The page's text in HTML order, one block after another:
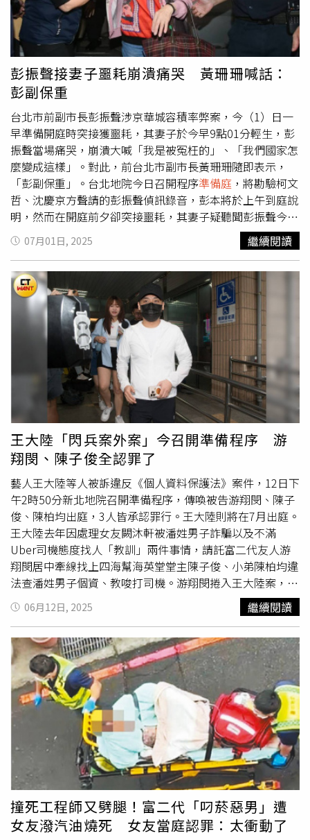
機，當台灣民主被司法操縱，當司法成為獨裁者最大工具
「辦藍不辦綠」，無限上綱就要消滅在野黨。朱立倫直言，
如今不論是國民黨或民眾黨遭針對，大家都必須哀矜勿喜，
因為「明天就是任何一個反對的人」。朱立倫說，今天沈默
大眾若不站出來，明天被最大罷免對象就是你，請大家一定
要站出來，捍衛台灣民主，捍衛台灣司法公義。曾任檢察官
的國民黨立委吳宗憲也感嘆，自己在司法界待這麼久了，賴
清德上任這一年多，破壞民主和司法制度，令人憂心國家未
來，只能無力地懇求賴清德，「放下屠刀、團結為民」。
※CTWant提醒您：未經有罪判決確定者，皆應推定為無
罪。◎勇敢求救並非弱者，您的痛苦有人願意傾聽，請撥打
1995◎如果您覺得痛苦、似乎沒有出路，您並不孤單，請
撥打1925
彭振聲接妻子噩耗崩潰痛哭 黃珊珊喊話：
彭副保重
台北市前副市長彭振聲涉京華城容積率弊案，今（1）日一
早準備開庭時突接獲噩耗，其妻子於今早9點01分輕生，彭
振聲當場痛哭，崩潰大喊「我是被冤枉的」、「我們國家怎
麼變成這樣」。對此，前台北市副市長黃珊珊隨即表示，
「彭副保重」。台北地院今日召開程序準備庭 ，將勘驗柯文
哲、沈慶京方聲請的彭振聲偵訊錄音，彭本將於上午到庭說
明，然而在開庭前夕卻突接噩耗，其妻子疑聽聞彭振聲今日
要出庭，受不了心理上的折磨，凌晨便獨自搭高鐵前往高
雄，從13樓跳樓輕生。彭振聲聽聞消息後崩潰痛哭，大喊
「我是被冤枉的，國家怎麼變成這樣？我不想活在這個世界
上，我怎麼會生在這種國家？檢察官要我的命，檢察官的良
心在哪裡？」對此，黃珊珊稍早於臉書發文表示，「彭副保
重」。◎勇敢求救並非弱者，您的痛苦有人願意傾聽，請撥
打1995。◎如果您覺得痛苦、似乎沒有出路，您並不孤
單，請撥打1925。
07月01日, 2025 繼續閱讀
王大陸「閃兵案外案」今召開準備程序 游
翔閔、陳子俊全認罪了
藝人王大陸等人被訴違反《個人資料保護法》案件，12日下
午2時50分新北地院召開準備程序，傳喚被告游翔閔、陳子
俊、陳柏均出庭，3人皆承認罪行。王大陸則將在7月出庭。
王大陸去年因處理女友闕沐軒被潘姓男子詐騙以及不滿
Uber司機態度找人「教訓」兩件事情，請託富二代友人游
翔閔居中牽線找上四海幫海英堂堂主陳子俊、小弟陳柏均違
法查潘姓男子個資、教唆打司機。游翔閔捲入王大陸案，涉
嫌違反個資法，其律師認為游翔閔是合法取得潘男個資。
（圖／黃威彬攝）王大陸又找以陳志明為首的兵役集團逃兵
卻被騙，再度請託游翔閔居中牽線臺北市刑大代理隊長劉居
榮協助調查陳志明個資，全案直到王大陸逃兵被抓，檢方在
其手機內發現相關證據，全案這才曝光，並於日前起訴游翔
閔和陳子俊等人。新北地院12日召開 準備庭
，陳秋君審判長
詢問游、陳子俊、陳柏均3名被告是否認罪，3人皆表示認
罪，但游的律師認為檢方起訴書並未寫清楚游究竟查了潘男
何種個資，「究竟是何種個資遭游翔閔違法蒐集？」，游的
律師進一步表示，潘男的姓名游本來就藉由王大陸及其女友
闕沐軒得知，即便游有蒐集個資也並非由違法管道取得。陳
子俊的律師則請求法官審酌陳子俊已符合認罪自白的條件，
期望法官能酌量減輕其刑度，同時也表示陳子俊希望能和被
害人調解。
06月12日, 2025 繼續閱讀
撞死工程師又劈腿！富二代「叼菸惡男」遭
女友潑汽油燒死 女友當庭認罪：太衝動了